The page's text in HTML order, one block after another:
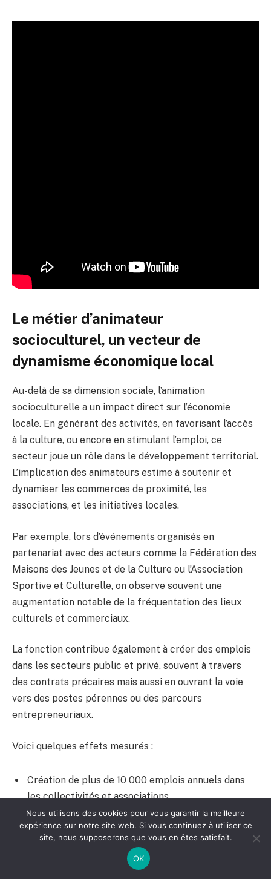
Le métier d’animateur
socioculturel, un vecteur de
dynamisme économique local
Au-delà de sa dimension sociale, l’animation
socioculturelle a un impact direct sur l’économie
locale. En générant des activités, en favorisant l’accès
à la culture, ou encore en stimulant l’emploi, ce
secteur joue un rôle dans le développement territorial.
L’implication des animateurs estime à soutenir et
dynamiser les commerces de proximité, les
associations, et les initiatives locales.
Par exemple, lors d’événements organisés en
partenariat avec des acteurs comme la Fédération des
Maisons des Jeunes et de la Culture ou l’Association
Sportive et Culturelle, on observe souvent une
augmentation notable de la fréquentation des lieux
culturels et commerciaux.
La fonction contribue également à créer des emplois
dans les secteurs public et privé, souvent à travers
des contrats précaires mais aussi en ouvrant la voie
vers des postes pérennes ou des parcours
entrepreneuriaux.
Voici quelques effets mesurés :
Création de plus de 10 000 emplois annuels dans
les collectivités et associations
Augmentation de plus de 15% de la fréquentation
des équipements culturels locaux lors
Stimulation des activités commerciales autour des
Nous utilisons des cookies pour vous garantir la meilleure
expérience sur notre site web. Si vous continuez à utiliser ce
site, nous supposerons que vous en êtes satisfait.
OK